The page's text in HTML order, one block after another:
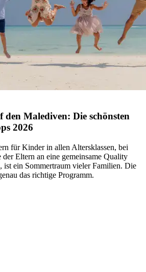
Malediven: Die schönsten
2026
für Kinder in allen Altersklassen, bei
Eltern an eine gemeinsame Quality
ist ein Sommertraum vieler Familien. Die
das richtige Programm.